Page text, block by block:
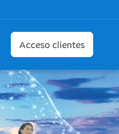
Acceso clientes